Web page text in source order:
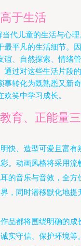
于生活
代儿童的生活与心理
最平凡的生活细节。因
谊、自然探索、情绪管
通过对这些生活片段的
事转化为既熟悉又新奇
笑中学习成长。
育、正能量三
明快、造型可爱且富有
。动画风格将采用流
的音乐与音效，全方
，同时潜移默化地提
作品都将围绕明确的成
实守信、保护环境等